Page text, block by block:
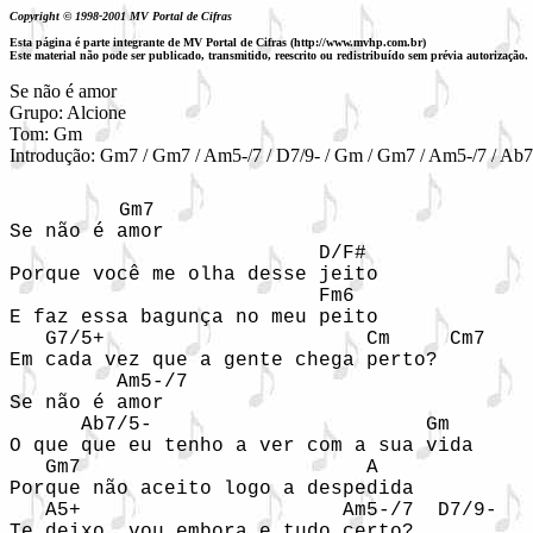
Copyright © 1998-2001 MV Portal de Cifras
Esta página é parte integrante de MV Portal de Cifras (http://www.mvhp.com.br)
Este material não pode ser publicado, transmitido, reescrito ou redistribuído sem prévia autorização.
Se não é amor
Grupo: Alcione
Tom: Gm
Introdução: Gm7 / Gm7 / Am5-/7 / D7/9- / Gm / Gm7 / Am5-/7 /
      Gm7
Se não é amor
                          D/F#
Porque você me olha desse jeito
                          Fm6
E faz essa bagunça no meu peito
   G7/5+                      Cm     Cm7
Em cada vez que a gente chega perto?
         Am5-/7
Se não é amor
      Ab7/5-                       Gm
O que que eu tenho a ver com a sua vida
   Gm7                        A
Porque não aceito logo a despedida
   A5+                      Am5-/7  D7/9-